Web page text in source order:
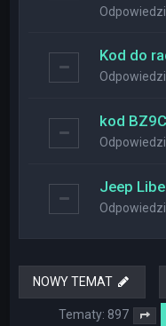
Kod do
kod
Jeep
NOWY TEMAT
Tematy: 897